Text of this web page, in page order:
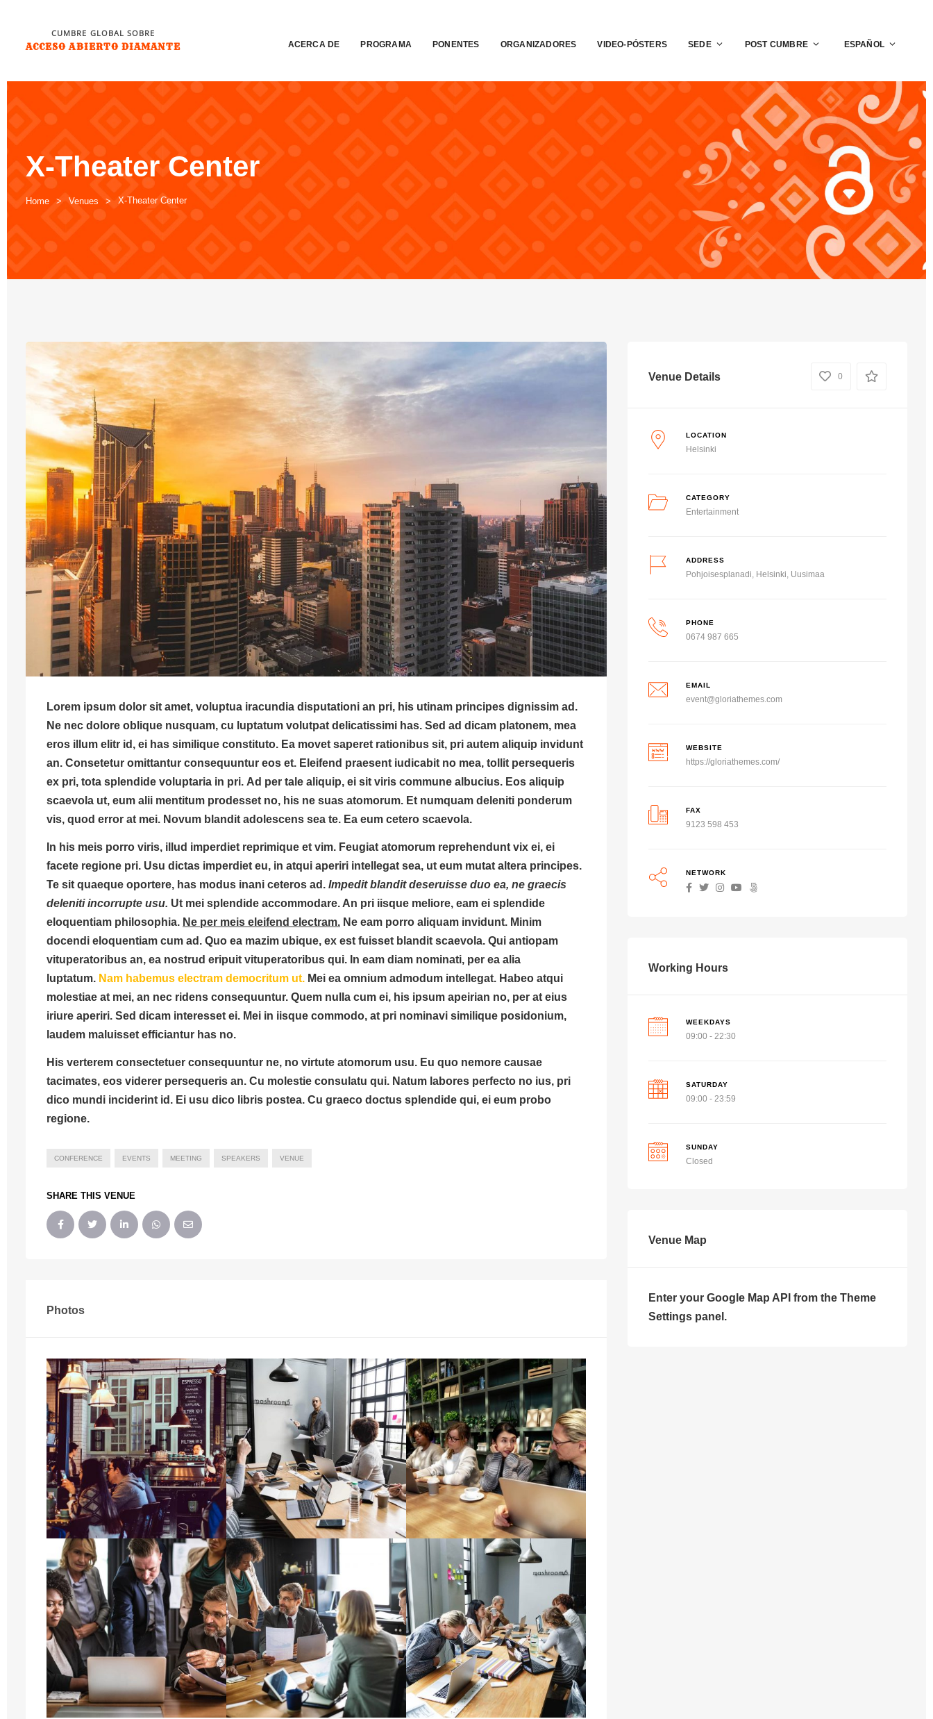
CUMBRE GLOBAL SOBRE
ACCESO ABIERTO DIAMANTE ACERCA DE PROGRAMA PONENTES ORGANIZADORES VIDEO-PÓSTERS SEDE POST CUMBRE ESPAÑOL
X-Theater Center
Home Venues X-Theater Center
Lorem ipsum dolor sit amet, voluptua iracundia disputationi an pri, his utinam principes dignissim ad.
Ne nec dolore oblique nusquam, cu luptatum volutpat delicatissimi has. Sed ad dicam platonem, mea
eros illum elitr id, ei has similique constituto. Ea movet saperet rationibus sit, pri autem aliquip invidunt
an. Consetetur omittantur consequuntur eos et. Eleifend praesent iudicabit no mea, tollit persequeris
ex pri, tota splendide voluptaria in pri. Ad per tale aliquip, ei sit viris commune albucius. Eos aliquip
scaevola ut, eum alii mentitum prodesset no, his ne suas atomorum. Et numquam deleniti ponderum
vis, quod error at mei. Novum blandit adolescens sea te. Ea eum cetero scaevola.
In his meis porro viris, illud imperdiet reprimique et vim. Feugiat atomorum reprehendunt vix ei, ei
facete regione pri. Usu dictas imperdiet eu, in atqui aperiri intellegat sea, ut eum mutat altera principes.
Te sit quaeque oportere, has modus inani ceteros ad. Impedit blandit deseruisse duo ea, ne graecis
deleniti incorrupte usu. Ut mei splendide accommodare. An pri iisque meliore, eam ei splendide
eloquentiam philosophia. Ne per meis eleifend electram. Ne eam porro aliquam invidunt. Minim
docendi eloquentiam cum ad. Quo ea mazim ubique, ex est fuisset blandit scaevola. Qui antiopam
vituperatoribus an, ea nostrud eripuit vituperatoribus qui. In eam diam nominati, per ea alia
luptatum. Nam habemus electram democritum ut. Mei ea omnium admodum intellegat. Habeo atqui
molestiae at mei, an nec ridens consequuntur. Quem nulla cum ei, his ipsum apeirian no, per at eius
iriure aperiri. Sed dicam interesset ei. Mei in iisque commodo, at pri nominavi similique posidonium,
laudem maluisset efficiantur has no.
His verterem consectetuer consequuntur ne, no virtute atomorum usu. Eu quo nemore causae
tacimates, eos viderer persequeris an. Cu molestie consulatu qui. Natum labores perfecto no ius, pri
dico mundi inciderint id. Ei usu dico libris postea. Cu graeco doctus splendide qui, ei eum probo
regione.
CONFERENCE EVENTS MEETING SPEAKERS VENUE
SHARE THIS VENUE
Photos
Venue Details 0
LOCATION
Helsinki
CATEGORY
Entertainment
ADDRESS
Pohjoisesplanadi, Helsinki, Uusimaa
PHONE
0674 987 665
EMAIL
event@gloriathemes.com
WEBSITE
https://gloriathemes.com/
FAX
9123 598 453
NETWORK
Working Hours
WEEKDAYS
09:00 - 22:30
SATURDAY
09:00 - 23:59
SUNDAY
Closed
Venue Map
Enter your Google Map API from the Theme
Settings panel.